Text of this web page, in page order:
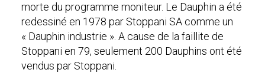
morte du programme moniteur. Le Dauphin a été
redessiné en 1978 par Stoppani SA comme un
« Dauphin industrie ». A cause de la faillite de
Stoppani en 79, seulement 200 Dauphins ont été
vendus par Stoppani.